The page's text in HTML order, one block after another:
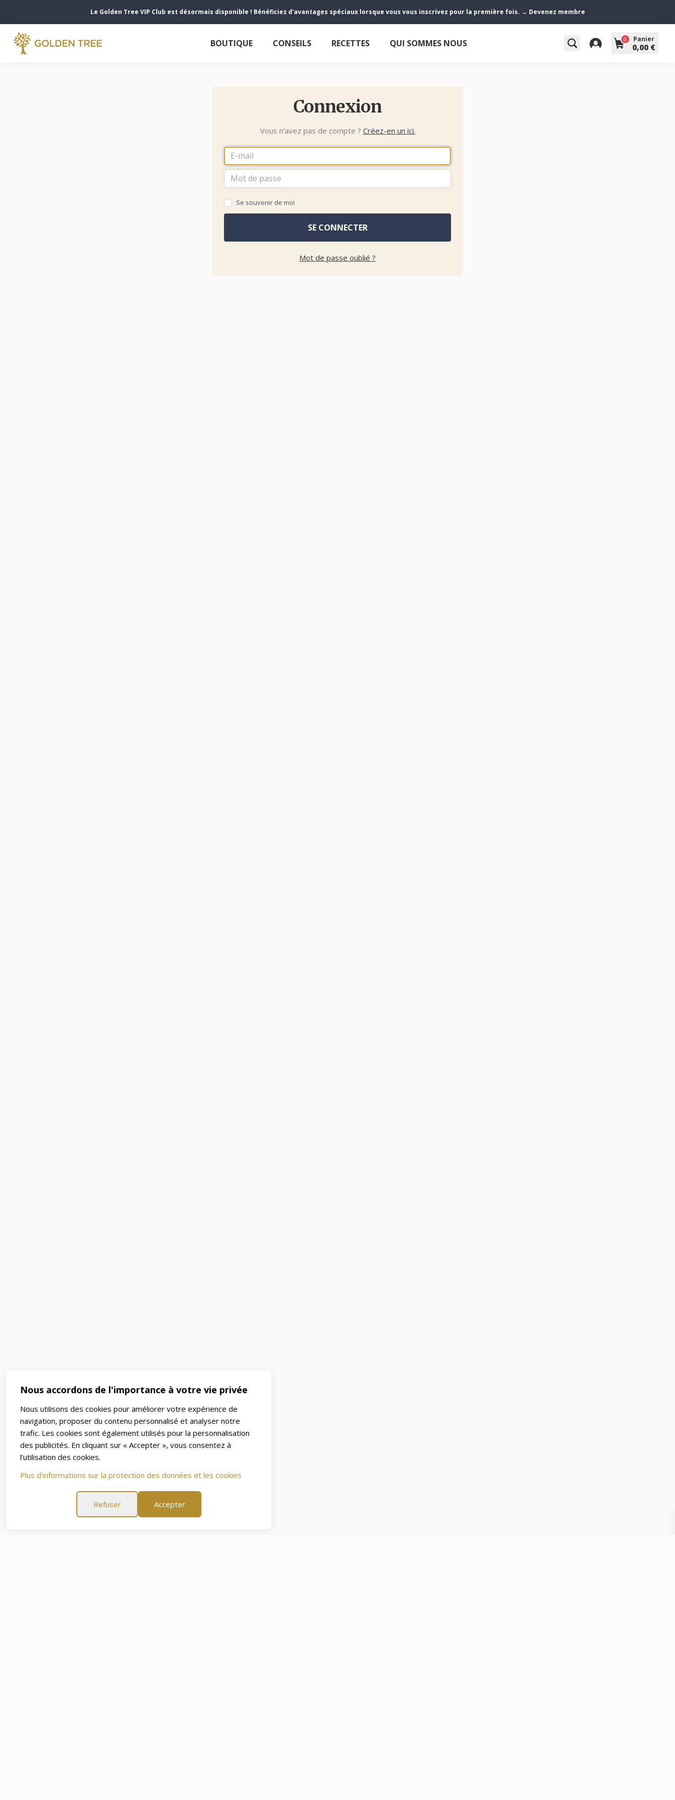
Nous accordons de l'importance à votre vie privée
Nous utilisons des cookies pour améliorer votre expérience de
navigation, proposer du contenu personnalisé et analyser notre
trafic. Les cookies sont également utilisés pour la personnalisation
des publicités. En cliquant sur « Accepter », vous consentez à
l’utilisation des cookies.
Plus d'informations sur la protection des données et les cookies
Refuser Accepter
Le Golden Tree VIP Club est désormais disponible ! Bénéficiez d'avantages spéciaux lorsque vous vous inscrivez pour la première fois. → Devenez membre
BOUTIQUE CONSEILS RECETTES QUI SOMMES NOUS 0 Panier
0,00 €
Connexion
Vous n'avez pas de compte ? Créez-en un ici.
Se souvenir de moi
SE CONNECTER
Mot de passe oublié ?